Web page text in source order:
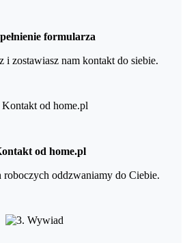
formularza
i zostawiasz nam kontakt do siebie.
od home.pl
oddzwaniamy do Ciebie.